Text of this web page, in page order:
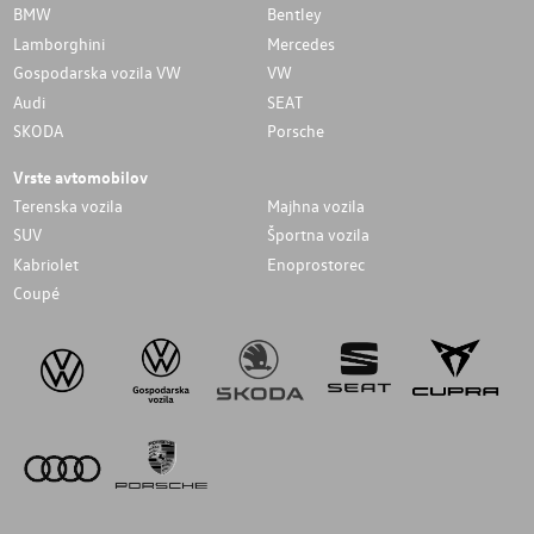
BMW
Bentley
Lamborghini
Mercedes
Gospodarska vozila VW
VW
Audi
SEAT
SKODA
Porsche
Vrste avtomobilov
Terenska vozila
Majhna vozila
SUV
Športna vozila
Kabriolet
Enoprostorec
Coupé